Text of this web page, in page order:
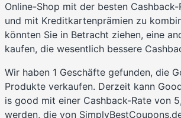
Online-Shop mit der besten
und mit Kreditkartenprämien zu
könnten Sie in Betracht ziehen, eine
kaufen, die wesentlich bessere
Wir haben 1 Geschäfte gefunden, die
Produkte verkaufen. Derzeit kann
is good mit einer Cashback-Rate von
werden, die von